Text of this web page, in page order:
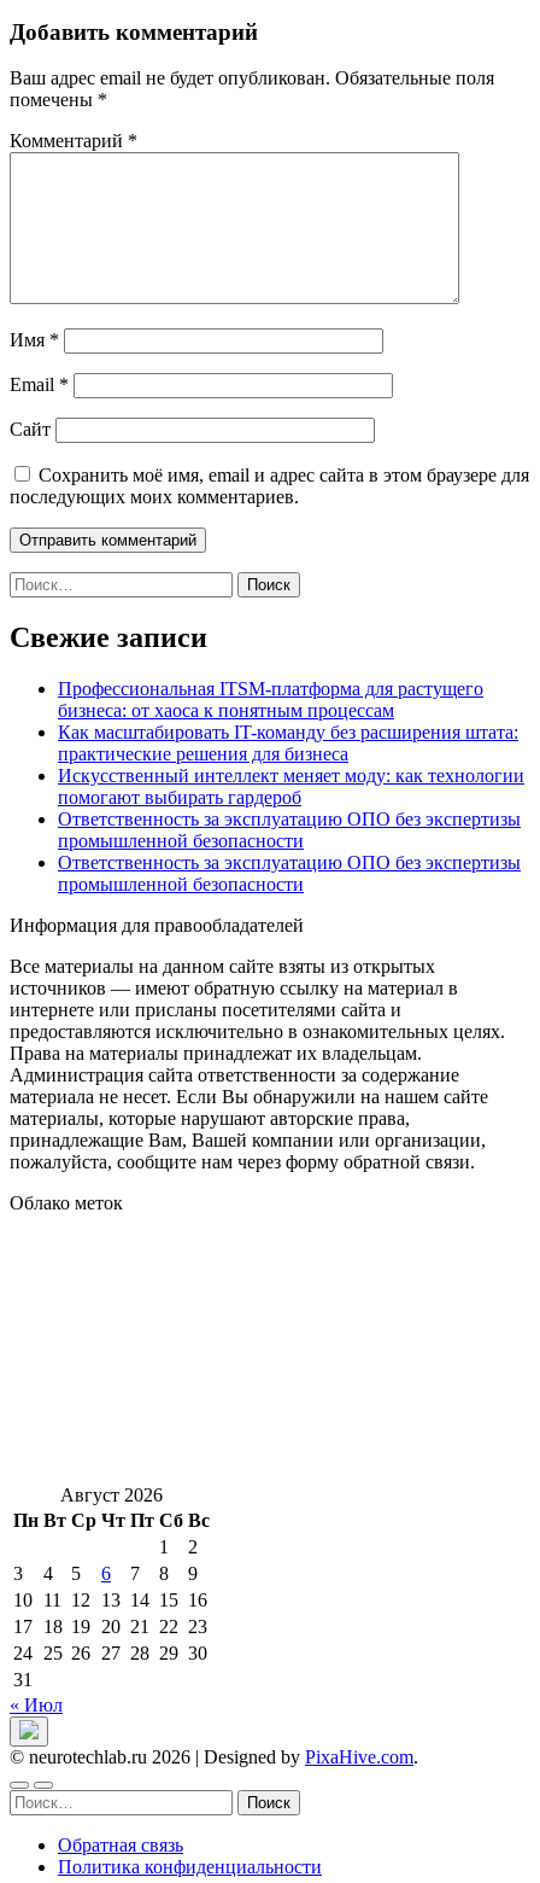
записям
Добавить комментарий
Ваш адрес email не будет опубликован. Обязательные поля
помечены *
Комментарий *
Имя *
Email *
Сайт
Сохранить моё имя, email и адрес сайта в этом браузере для
последующих моих комментариев.
Найти:
Свежие записи
Профессиональная ITSM-платформа для растущего
бизнеса: от хаоса к понятным процессам
Как масштабировать IT-команду без расширения штата:
практические решения для бизнеса
Искусственный интеллект меняет моду: как технологии
помогают выбирать гардероб
Ответственность за эксплуатацию ОПО без экспертизы
промышленной безопасности
Ответственность за эксплуатацию ОПО без экспертизы
промышленной безопасности
Информация для правообладателей
Все материалы на данном сайте взяты из открытых
источников — имеют обратную ссылку на материал в
интернете или присланы посетителями сайта и
предоставляются исключительно в ознакомительных целях.
Права на материалы принадлежат их владельцам.
Администрация сайта ответственности за содержание
материала не несет. Если Вы обнаружили на нашем сайте
материалы, которые нарушают авторские права,
принадлежащие Вам, Вашей компании или организации,
пожалуйста, сообщите нам через форму обратной связи.
Облако меток
Август 2026
Пн Вт Ср Чт Пт Сб Вс
1
2
3
4 5 6 7 8
9
10 11 12 13 14 15 16
17 18 19 20 21 22 23
24 25 26 27 28 29 30
31
« Июл
© neurotechlab.ru 2026 | Designed by PixaHive.com.
Найти:
Обратная связь
Политика конфиденциальности